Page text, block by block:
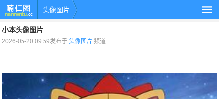
头像图片
小本头像图片
2026-05-20 09:59发布于头像图片 频道